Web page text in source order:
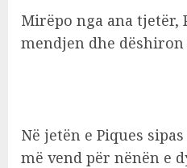
Mirëpo nga ana tjetër,
mendjen dhe
Në jetën e Piques
më vend për nënën e